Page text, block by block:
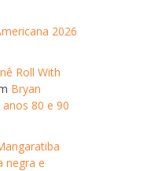
2026
Roll With
Bryan
80 e 90
negra e